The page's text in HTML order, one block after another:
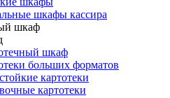
шкафы кассира
шкаф
шкаф
больших форматов
картотеки
картотеки